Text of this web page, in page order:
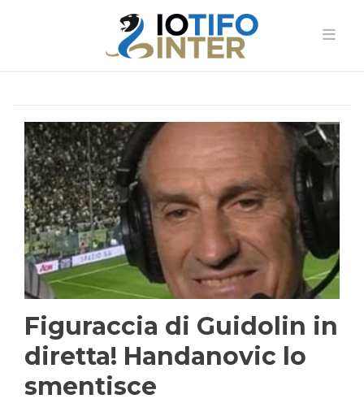
Figuraccia di Guidolin in
diretta! Handanovic lo
smentisce